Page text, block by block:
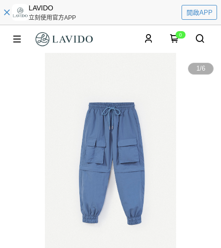
LAVIDO
立刻使用官方APP
開啟APP
0
1/6